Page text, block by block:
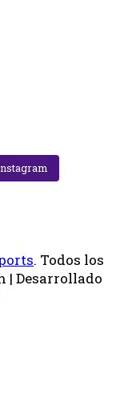
. Todos los
| Desarrollado